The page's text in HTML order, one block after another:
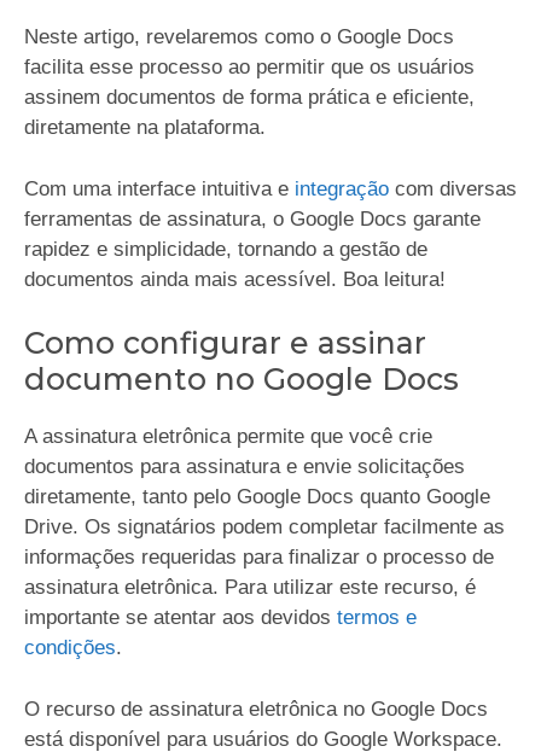
Neste artigo, revelaremos como o Google Docs
facilita esse processo ao permitir que os usuários
assinem documentos de forma prática e eficiente,
diretamente na plataforma.
Com uma interface intuitiva e integração com diversas
ferramentas de assinatura, o Google Docs garante
rapidez e simplicidade, tornando a gestão de
documentos ainda mais acessível. Boa leitura!
Como configurar e assinar
documento no Google Docs
A assinatura eletrônica permite que você crie
documentos para assinatura e envie solicitações
diretamente, tanto pelo Google Docs quanto Google
Drive. Os signatários podem completar facilmente as
informações requeridas para finalizar o processo de
assinatura eletrônica. Para utilizar este recurso, é
importante se atentar aos devidos termos e
condições.
O recurso de assinatura eletrônica no Google Docs
está disponível para usuários do Google Workspace.